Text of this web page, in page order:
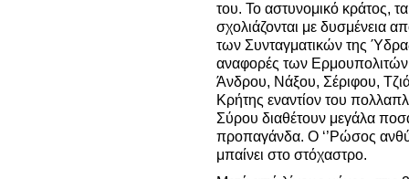
του. Το αστυνομικό κράτος,
σχολιάζονται με δυσμένεια
των Συνταγματικών της
αναφορές των
Άνδρου, Νάξου, Σέριφου,
Κρήτης εναντίον του
Σύρου διαθέτουν μεγάλα
προπαγάνδα. Ο ‘’Ρώσος
μπαίνει στο στόχαστρο.